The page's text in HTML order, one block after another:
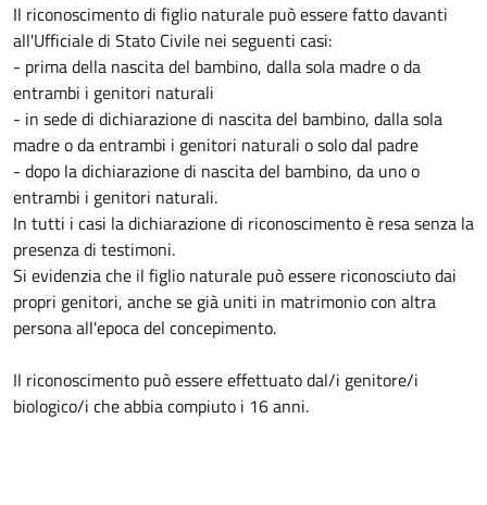
Il riconoscimento di figlio naturale può essere fatto davanti
all'Ufficiale di Stato Civile nei seguenti casi:
- prima della nascita del bambino, dalla sola madre o da
entrambi i genitori naturali
- in sede di dichiarazione di nascita del bambino, dalla sola
madre o da entrambi i genitori naturali o solo dal padre
- dopo la dichiarazione di nascita del bambino, da uno o
entrambi i genitori naturali.
In tutti i casi la dichiarazione di riconoscimento è resa senza la
presenza di testimoni.
Si evidenzia che il figlio naturale può essere riconosciuto dai
propri genitori, anche se già uniti in matrimonio con altra
persona all'epoca del concepimento.
Il riconoscimento può essere effettuato dal/i genitore/i
biologico/i che abbia compiuto i 16 anni.